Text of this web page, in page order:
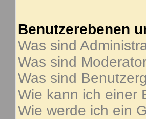
Benutzerebenen
Was sind
Was sind
Was sind
Wie kann ich einer
Wie werde ich ein